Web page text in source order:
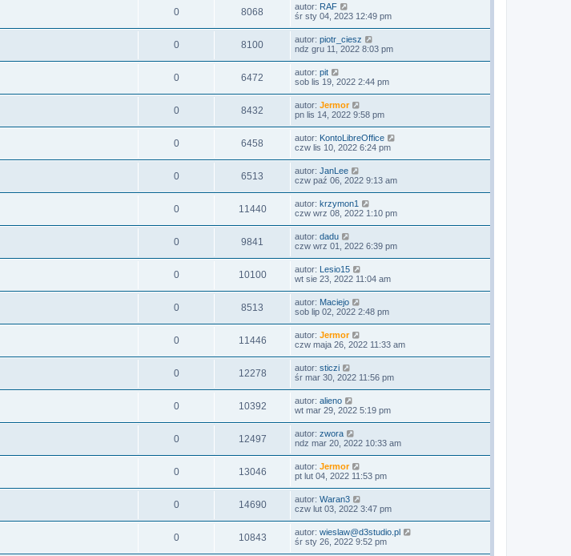
0 8068 autor: RAF
śr sty 04, 2023 12:49 pm
0 8100 autor: piotr_ciesz
ndz gru 11, 2022 8:03 pm
0 6472 autor: pit
sob lis 19, 2022 2:44 pm
0 8432 autor: Jermor
pn lis 14, 2022 9:58 pm
0 6458 autor: KontoLibreOffice
czw lis 10, 2022 6:24 pm
0 6513 autor: JanLee
czw paź 06, 2022 9:13 am
0 11440 autor: krzymon1
czw wrz 08, 2022 1:10 pm
0 9841 autor: dadu
czw wrz 01, 2022 6:39 pm
0 10100 autor: Lesio15
wt sie 23, 2022 11:04 am
0 8513 autor: Maciejo
sob lip 02, 2022 2:48 pm
0 11446 autor: Jermor
czw maja 26, 2022 11:33 am
0 12278 autor: sticzi
śr mar 30, 2022 11:56 pm
0 10392 autor: alieno
wt mar 29, 2022 5:19 pm
0 12497 autor: zwora
ndz mar 20, 2022 10:33 am
0 13046 autor: Jermor
pt lut 04, 2022 11:53 pm
0 14690 autor: Waran3
czw lut 03, 2022 3:47 pm
0 10843 autor: wieslaw@d3studio.pl
śr sty 26, 2022 9:52 pm